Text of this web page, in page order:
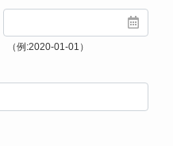
（例:2020-01-01）